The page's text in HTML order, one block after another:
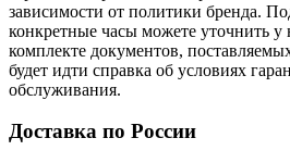
зависимости от политики бренда.
конкретные часы можете уточнить
комплекте документов,
будет идти справка об условиях
обслуживания.
Доставка по России